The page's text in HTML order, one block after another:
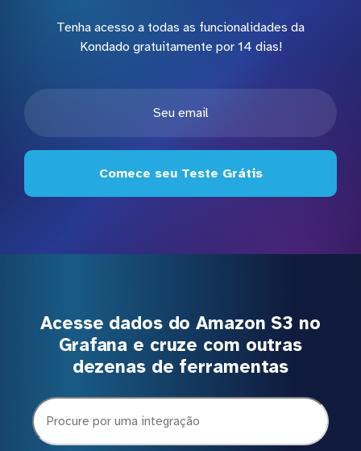
Tenha acesso a todas as funcionalidades da
Kondado gratuitamente por 14 dias!
Comece seu Teste Grátis
Acesse dados do Amazon S3 no
Grafana e cruze com outras
dezenas de ferramentas